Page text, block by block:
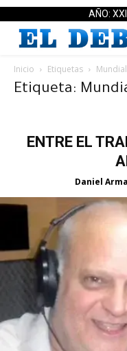
AÑO:
Inicio Etiquetas
Etiqueta:
ENTRE EL
Daniel